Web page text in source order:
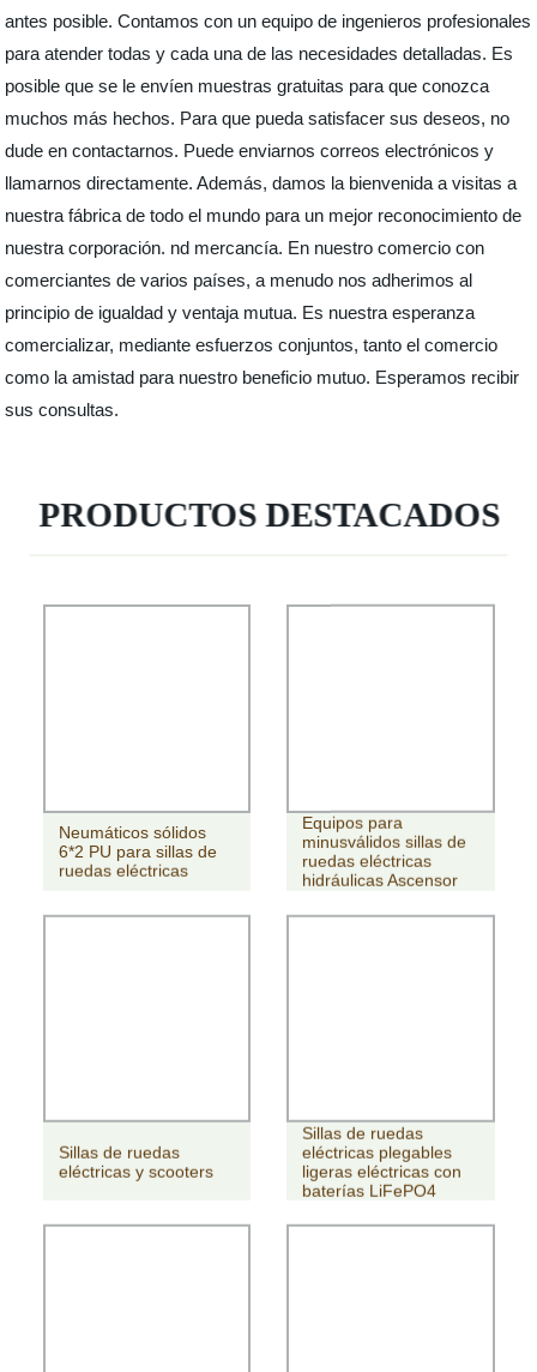
antes posible. Contamos con un equipo de ingenieros profesionales
para atender todas y cada una de las necesidades detalladas. Es
posible que se le envíen muestras gratuitas para que conozca
muchos más hechos. Para que pueda satisfacer sus deseos, no
dude en contactarnos. Puede enviarnos correos electrónicos y
llamarnos directamente. Además, damos la bienvenida a visitas a
nuestra fábrica de todo el mundo para un mejor reconocimiento de
nuestra corporación. nd mercancía. En nuestro comercio con
comerciantes de varios países, a menudo nos adherimos al
principio de igualdad y ventaja mutua. Es nuestra esperanza
comercializar, mediante esfuerzos conjuntos, tanto el comercio
como la amistad para nuestro beneficio mutuo. Esperamos recibir
sus consultas.
PRODUCTOS DESTACADOS
Neumáticos sólidos
6*2 PU para sillas de
ruedas eléctricas
Equipos para
minusválidos sillas de
ruedas eléctricas
hidráulicas Ascensor
Sillas de ruedas
eléctricas y scooters
Sillas de ruedas
eléctricas plegables
ligeras eléctricas con
baterías LiFePO4